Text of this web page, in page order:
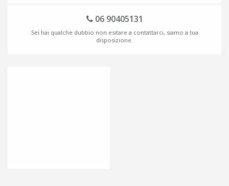
06 90405131
Sei hai qualche dubbio non esitare a contattarci, siamo a tua
disposizione.